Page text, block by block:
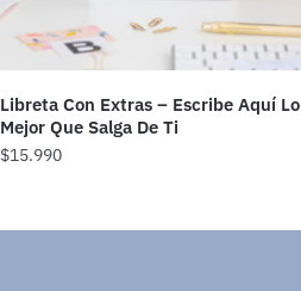
Libreta Con Extras – Escribe Aquí Lo
Mejor Que Salga De Ti
$15.990